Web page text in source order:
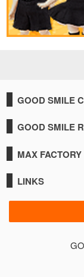
GOOD SMILE
GOOD SMILE
MAX FACTORY
LINKS